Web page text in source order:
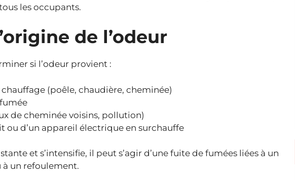
les occupants.
de l’odeur
si l’odeur provient :
(poêle, chaudière, cheminée)
de cheminée voisins, pollution)
ou d’un appareil électrique en surchauffe
et s’intensifie, il peut s’agir d’une fuite de fumées liées à un
un refoulement.